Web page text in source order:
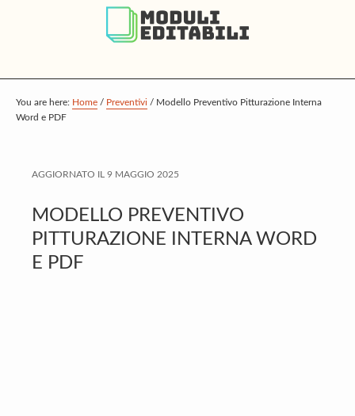
p
t
a
n
c
o
p
t
r
m
a
r
p
t
o
t
e
r
You are here: Home / Preventivi / Modello Preventivo Pitturazione Interna
Word e PDF
AGGIORNATO IL 9 MAGGIO 2025
MODELLO PREVENTIVO
PITTURAZIONE INTERNA WORD
E PDF